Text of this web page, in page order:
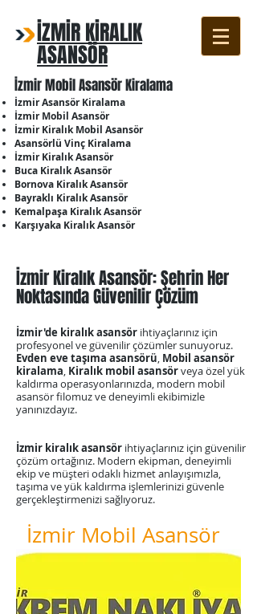
İZMİR KİRALIK
ASANSÖR
İzmir Mobil Asansör Kiralama
İzmir Asansör Kiralama
İzmir Mobil Asansör
İzmir Kiralık Mobil Asansör
Asansörlü Vinç Kiralama
İzmir Kiralık Asansör
Buca Kiralık Asansör
Bornova Kiralık Asansör
Bayraklı Kiralık Asansör
Kemalpaşa Kiralık Asansör
Karşıyaka Kiralık Asansör
İzmir Kiralık Asansör: Şehrin Her
Noktasında Güvenilir Çözüm
İzmir'de kiralık asansör ihtiyaçlarınız için
profesyonel ve güvenilir çözümler sunuyoruz.
Evden eve taşıma asansörü, Mobil asansör
kiralama, Kiralık mobil asansörveya özel yük
kaldırma operasyonlarınızda, modern mobil
asansör filomuz ve deneyimli ekibimizle
yanınızdayız.
​İzmir kiralık asansör ihtiyaçlarınız için güvenilir
çözüm ortağınız. Modern ekipman, deneyimli
ekip ve müşteri odaklı hizmet anlayışımızla,
taşıma ve yük kaldırma işlemlerinizi güvenle
gerçekleştirmenizi sağlıyoruz.
İzmir Mobil Asansör